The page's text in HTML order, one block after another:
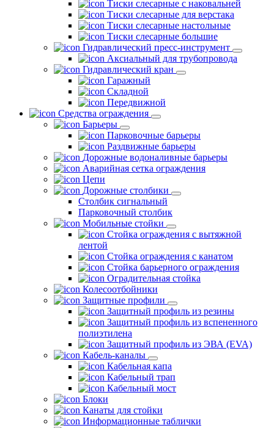
Тиски слесарные с наковальней
Тиски слесарные для верстака
Тиски слесарные настольные
Тиски слесарные большие
Гидравлический пресс-инструмент
Аксиальный для трубопровода
Гидравлический кран
Гаражный
Складной
Передвижной
Средства ограждения
Барьеры
Парковочные барьеры
Раздвижные барьеры
Дорожные водоналивные барьеры
Аварийная сетка ограждения
Цепи
Дорожные столбики
Столбик сигнальный
Парковочный столбик
Мобильные стойки
Стойка ограждения с вытяжной
лентой
Стойка ограждения с канатом
Стойка барьерного ограждения
Оградительная стойка
Колесоотбойники
Защитные профили
Защитный профиль из резины
Защитный профиль из вспененного
полиэтилена
Защитный профиль из ЭВА (EVA)
Кабель-каналы
Кабельная капа
Кабельный трап
Кабельный мост
Блоки
Канаты для стойки
Информационные таблички